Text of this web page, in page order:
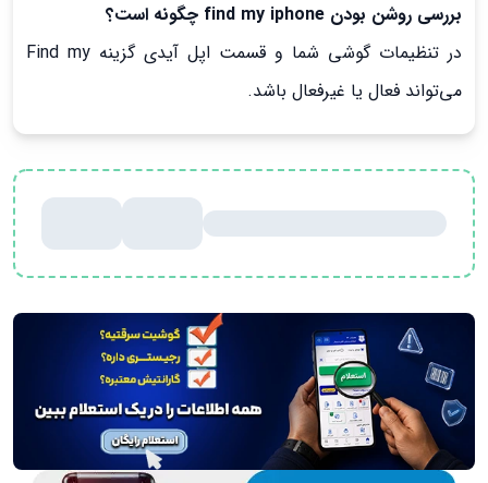
بررسی روشن بودن find my iphone چگونه است؟
در تنظیمات گوشی شما و قسمت اپل آیدی گزینه Find my
می‌تواند فعال یا غیرفعال باشد.